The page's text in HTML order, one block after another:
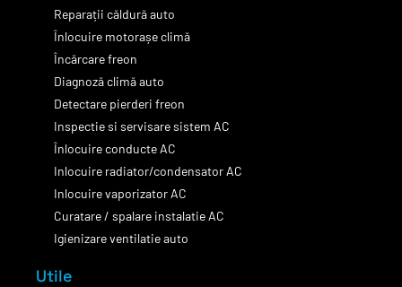
Reparații căldură auto
Înlocuire motorașe climă
Încărcare freon
Diagnoză climă auto
Detectare pierderi freon
Inspectie si servisare sistem AC
Înlocuire conducte AC
Inlocuire radiator/condensator AC
Inlocuire vaporizator AC
Curatare / spalare instalatie AC
Igienizare ventilatie auto
Utile